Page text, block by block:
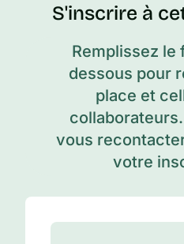
S'inscrire à
Remplissez le
dessous pour
place et
vous
votre